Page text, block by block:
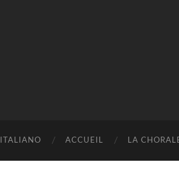
ITALIANO ACCUEIL LA